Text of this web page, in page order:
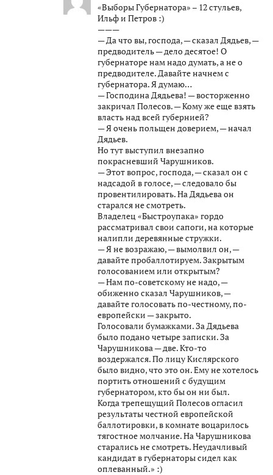
«Выборы Губернатора» – 12 стульев,
Ильф и Петров :)
———
— Да что вы, господа, — сказал Дядьев, —
предводитель — дело десятое! О
губернаторе нам надо думать, а не о
предводителе. Давайте начнем с
губернатора. Я думаю…
— Господина Дядьева! — восторженно
закричал Полесов. — Кому же еще взять
власть над всей губернией?
— Я очень польщен доверием, — начал
Дядьев.
Но тут выступил внезапно
покрасневший Чарушников.
— Этот вопрос, господа, — сказал он с
надсадой в голосе, — следовало бы
провентилировать. На Дядьева он
старался не смотреть.
Владелец «Быстроупака» гордо
рассматривал свои сапоги, на которые
налипли деревянные стружки.
— Я не возражаю, — вымолвил он, —
давайте пробаллотируем. Закрытым
голосованием или открытым?
— Нам по-советскому не надо, —
обиженно сказал Чарушников, —
давайте голосовать по-честному, по-
европейски — закрыто.
Голосовали бумажками. За Дядьева
было подано четыре записки. За
Чарушникова — две. Кто-то
воздержался. По лицу Кислярского
было видно, что это он. Ему не хотелось
портить отношений с будущим
губернатором, кто бы он ни был.
Когда трепещущий Полесов огласил
результаты честной европейской
баллотировки, в комнате воцарилось
тягостное молчание. На Чарушникова
старались не смотреть. Неудачливый
кандидат в губернаторы сидел как
оплеванный.» :)